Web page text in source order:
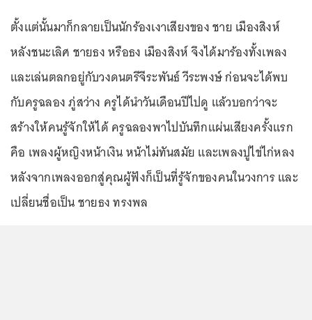
ตั้งแต่นั้นมาก็กลายเป็นนักร้องเงาเสียงของ ชาย เมืองสิงห์
หลังชนะเลิศ ชายธง หรือธง เมืองสิงห์ จึงได้มาร้องทั้งเพลง
และเล่นตลกอยู่กับวงดนตรีจีระพันธ์ วีระพงษ์ ก่อนจะได้พบ
กับครูฉลอง ภู่สว่าง ครูได้นำวันเดือนปีไปดู แล้วบอกว่าจะ
สร้างให้คนรู้จักให้ได้ ครูฉลองพาไปบันทึกแผ่นเสียงครั้งแรก
คือ เพลงผู้หญิงหน้าเงิน หน้าไม่ทันสมัย และเพลงปูไข่ไก่หลง
หลังจากเพลงออกสู่คุณผู้ฟังก็เป็นที่รู้จักของคนในวงการ และ
เปลี่ยนชื่อเป็น ชายธง ทรงพล